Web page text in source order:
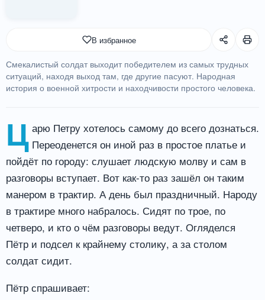
Смекалистый солдат выходит победителем из самых трудных
ситуаций, находя выход там, где другие пасуют. Народная
история о военной хитрости и находчивости простого человека.
В избранное
Ц арю Петру хотелось самому до всего дознаться.
Переоденется он иной раз в простое платье и
пойдёт по городу: слушает людскую молву и сам в
разговоры вступает. Вот как-то раз зашёл он таким
манером в трактир. А день был праздничный. Народу
в трактире много набралось. Сидят по трое, по
четверо, и кто о чём разговоры ведут. Огляделся
Пётр и подсел к крайнему столику, а за столом
солдат сидит.
Пётр спрашивает: